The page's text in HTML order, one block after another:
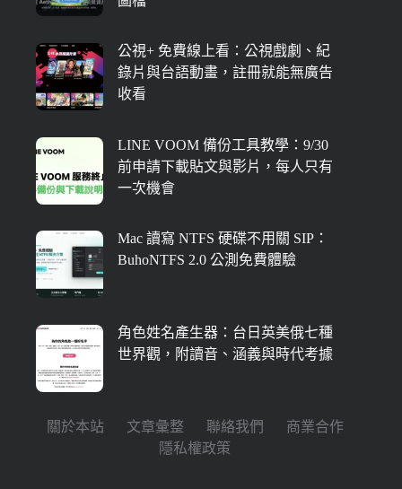
公視+ 免費線上看：公視戲劇、紀
錄片與台語動畫，註冊就能無廣告
收看
LINE VOOM 備份工具教學：9/30
前申請下載貼文與影片，每人只有
一次機會
Mac 讀寫 NTFS 硬碟不用關 SIP：
BuhoNTFS 2.0 公測免費體驗
角色姓名產生器：台日英美俄七種
世界觀，附讀音、涵義與時代考據
關於本站 文章彙整 聯絡我們
商業合作
隱私權政策